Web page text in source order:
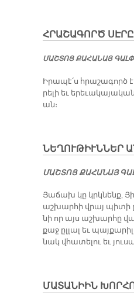
ՀՐԱՇԱԳՈՐԾ ՍԷՐԸ
ՄԱՇ­ՏՈՑ ՔԱ­ՀԱ­ՆԱՅ
Ի­րա­պէ՛ս հրա­շա­գործ
րե­լի եւ
ան։
ՆԵՂՈՒԹԻՒՆՆԵՐ
ՄԱՇ­ՏՈՑ ՔԱ­ՀԱ­ՆԱՅ
Յա­ճախ կը կրկնենք,
աշ­խար­հի վրայ պի­տի
նի որ այս աշ­խար­հը
քաջ ըլ­լալ եւ
նակ վհա­տե­լու եւ
ՄԱՏԱՆԻԻՆ